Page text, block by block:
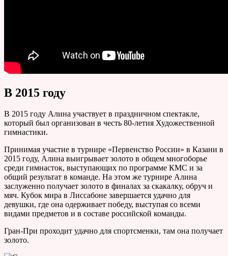
В 2015 году
В 2015 году Алина участвует в праздничном спектакле,
который был организован в честь 80-летия Художественной
гимнастики.
Принимая участие в турнире «Первенство России» в Казани в
2015 году, Алина выигрывает золото в общем многоборье
среди гимнасток, выступающих по программе КМС и за
общий результат в команде. На этом же турнире Алина
заслуженно получает золото в финалах за скакалку, обруч и
мяч. Кубок мира в Лиссабоне завершается удачно для
девушки, где она одерживает победу, выступая со всеми
видами предметов и в составе российской команды.
Гран-При проходит удачно для спортсменки, там она получает
золото.